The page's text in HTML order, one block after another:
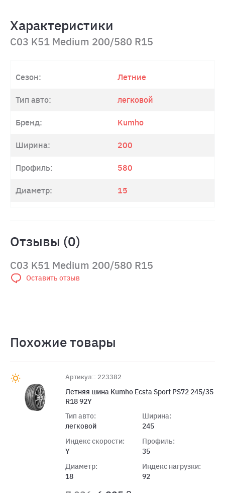
Характеристики
C03 K51 Medium 200/580 R15
Сезон: Летние
Тип авто: легковой
Бренд: Kumho
Ширина: 200
Профиль: 580
Диаметр: 15
Отзывы (0)
C03 K51 Medium 200/580 R15
Оставить отзыв
Похожие товары
Артикул:: 223382
Летняя шина Kumho Ecsta Sport PS72 245/35
R18 92Y
Тип авто:
легковой
Индекс скорости:
Y
Диаметр:
18
Ширина:
245
Профиль:
35
Индекс нагрузки:
92